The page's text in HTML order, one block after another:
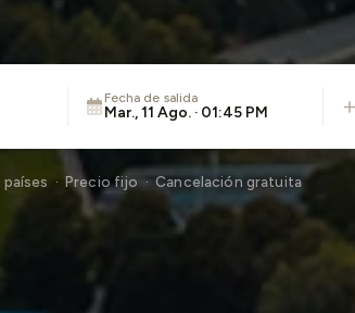
Fecha de salida
Mar., 11 Ago. · 01:45 PM
países · Precio fijo · Cancelación gratuita